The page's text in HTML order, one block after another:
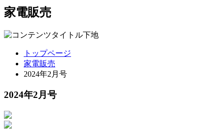
家電販売
トップページ
家電販売
2024年2月号
2024年2月号